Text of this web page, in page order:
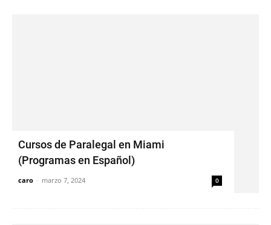
Cursos de Paralegal en Miami
(Programas en Español)
caro - marzo 7, 2024 0